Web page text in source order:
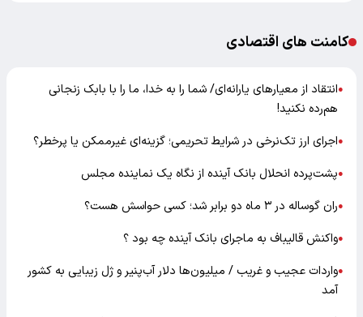
کامنت های اقتصادی
●انتقاد از معیارهای یارانه‌ای/ شما را به خدا، ما را با بابک زنجانی
هم‌رده نکنید!
●اجرای ارز تک‌نرخی در شرایط تحریمی؛ گزینه‌ای غیرممکن یا پرخطر؟
●پشت‌پرده انحلال بانک آینده از نگاه یک نماینده مجلس
●ران گوساله در ۳ ماه دو برابر شد؛ کسی حواسش هست؟
●واکنش قالیباف به ماجرای بانک آینده چه بود ؟
●واردات عجیب و غریب / میلیون‌ها دلار آب‌پنیر و ژل زیبایی به کشور
آمد